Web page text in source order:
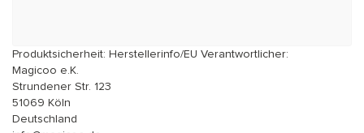
Produktsicherheit: Herstellerinfo/EU Verantwortlicher:
Magicoo e.K.
Strundener Str. 123
51069 Köln
Deutschland